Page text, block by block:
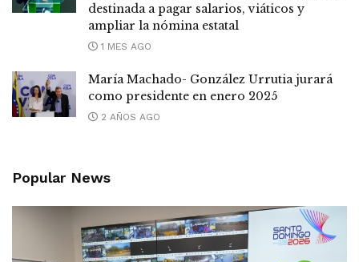
destinada a pagar salarios, viáticos y
ampliar la nómina estatal
1 MES AGO
María Machado- González Urrutia jurará
como presidente en enero 2025
2 AÑOS AGO
Popular News